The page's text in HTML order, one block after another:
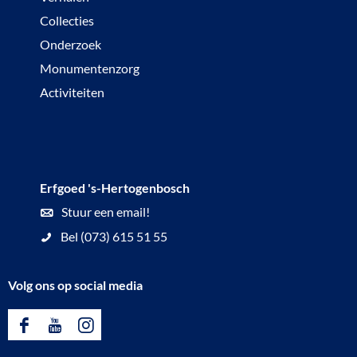
Collecties
Onderzoek
Monumentenzorg
Activiteiten
Erfgoed 's-Hertogenbosch
Stuur een email!
Bel (073) 615 51 55
Volg ons op social media
F
Y
I